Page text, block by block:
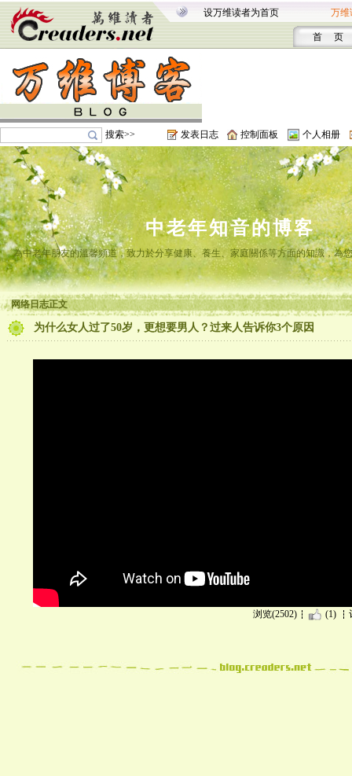
设万维读者为首页 万维
首 页
搜索>> 发表日志 控制面板 个人相册
中老年知音的博客
為中老年朋友的溫馨頻道，致力於分享健康、養生、家庭關係等方面的知識，為
网络日志正文
为什么女人过了50岁，更想要男人？过来人告诉你3个原因
浏览(2502) (1)